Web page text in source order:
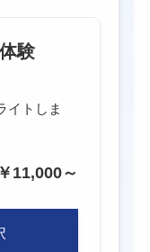
験
イトしま
￥11,000～